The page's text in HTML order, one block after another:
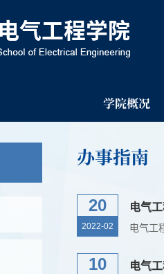
学院概况
办事指南
20
2022-02
电气
10 电气